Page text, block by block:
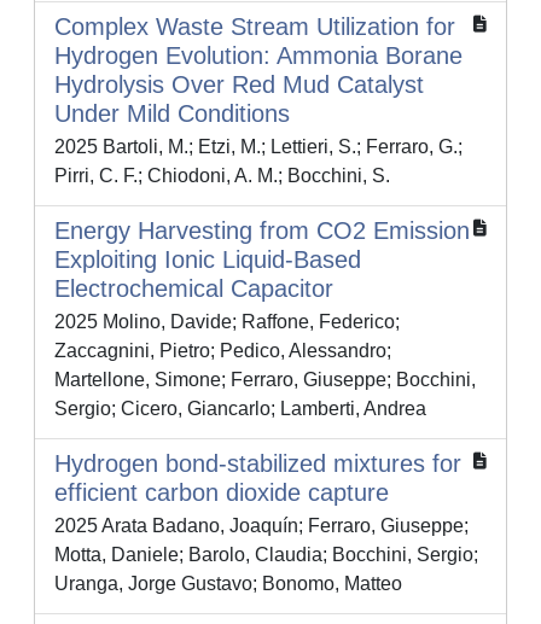
Complex Waste Stream Utilization for
Hydrogen Evolution: Ammonia Borane
Hydrolysis Over Red Mud Catalyst
Under Mild Conditions
2025 Bartoli, M.; Etzi, M.; Lettieri, S.; Ferraro, G.;
Pirri, C. F.; Chiodoni, A. M.; Bocchini, S.
Energy Harvesting from CO2 Emission
Exploiting Ionic Liquid‐Based
Electrochemical Capacitor
2025 Molino, Davide; Raffone, Federico;
Zaccagnini, Pietro; Pedico, Alessandro;
Martellone, Simone; Ferraro, Giuseppe; Bocchini,
Sergio; Cicero, Giancarlo; Lamberti, Andrea
Hydrogen bond-stabilized mixtures for
efficient carbon dioxide capture
2025 Arata Badano, Joaquín; Ferraro, Giuseppe;
Motta, Daniele; Barolo, Claudia; Bocchini, Sergio;
Uranga, Jorge Gustavo; Bonomo, Matteo